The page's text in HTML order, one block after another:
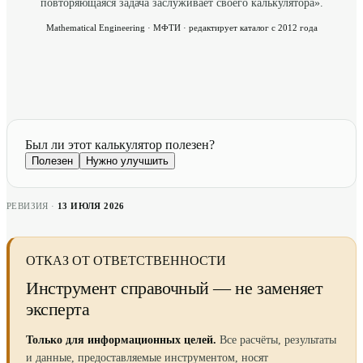
повторяющаяся задача заслуживает своего калькулятора».
Mathematical Engineering · МФТИ · редактирует каталог с 2012 года
Был ли этот калькулятор полезен?
Полезен Нужно улучшить
РЕВИЗИЯ · 13 ИЮЛЯ 2026
ОТКАЗ ОТ ОТВЕТСТВЕННОСТИ
Инструмент справочный — не заменяет
эксперта
Только для информационных целей. Все расчёты, результаты
и данные, предоставляемые инструментом, носят